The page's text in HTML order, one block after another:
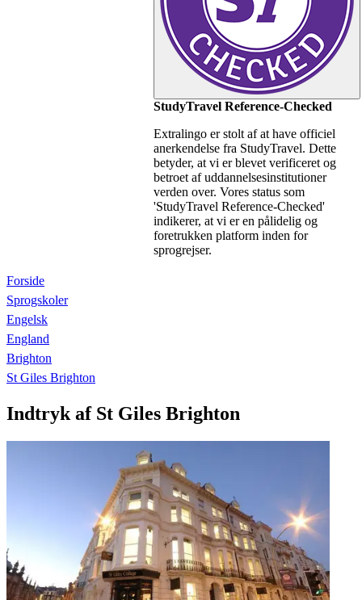
StudyTravel Reference-Checked
Extralingo er stolt af at have officiel
anerkendelse fra StudyTravel. Dette
betyder, at vi er blevet verificeret og
betroet af uddannelsesinstitutioner
verden over. Vores status som
'StudyTravel Reference-Checked'
indikerer, at vi er en pålidelig og
foretrukken platform inden for
sprogrejser.
Forside
Sprogskoler
Engelsk
England
Brighton
St Giles Brighton
Indtryk af St Giles Brighton